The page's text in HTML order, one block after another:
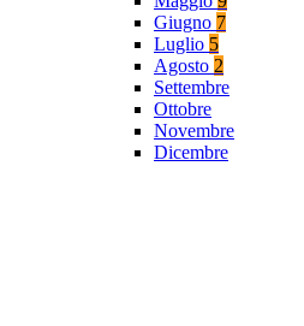
Giugno 7
Luglio 5
Agosto 2
Settembre
Ottobre
Novembre
Dicembre